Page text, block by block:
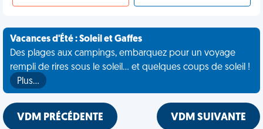
Vacances d'Été : Soleil et Gaffes
Des plages aux campings, embarquez pour un voyage
rempli de rires sous le soleil... et quelques coups de soleil !
Plus…
VDM PRÉCÉDENTE VDM SUIVANTE